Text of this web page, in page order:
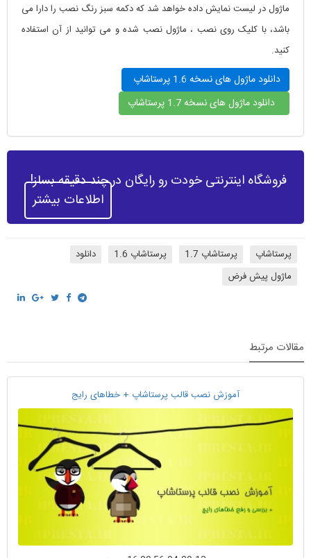
ماژول در لیست نمایش داده خواهد شد که دکمه سبز رنگ نصب را دارا می
باشد، با کلیک روی نصب ، ماژول نصب شده و می توانید از آن استفاده
کنید.
دانلود ماژول های نسخه 1.6 پرستاشاپ
دانلود ماژول های نسخه 1.7 پرستاشاپ
فروشگاه اینترنتی خودت رو رایگان در چند دقیقه بساز!
اطلاعات بیشتر
پرستاشاپ پرستاشاپ 1.7 پرستاشاپ 1.6
دانلود
ماژول پیش فرض
مقالات مرتبط
آموزش نصب قالب پرستاشاپ + خطاهای رایج